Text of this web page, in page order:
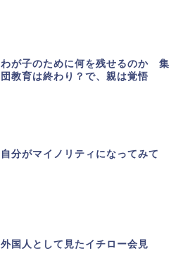
わが子のために何を残せるのか 集
団教育は終わり？で、親は覚悟
自分がマイノリティになってみて
外国人として見たイチロー会見